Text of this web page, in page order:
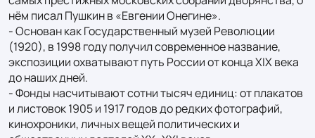
нём писал Пушкин в «Евгении Онегине».
- Основан как Государственный музей Революции
(1920), в 1998 году получил современное название,
экспозиции охватывают путь России от конца XIX века
до наших дней.
- Фонды насчитывают сотни тысяч единиц: от плакатов
и листовок 1905 и 1917 годов до редких фотографий,
кинохроники, личных вещей политических и